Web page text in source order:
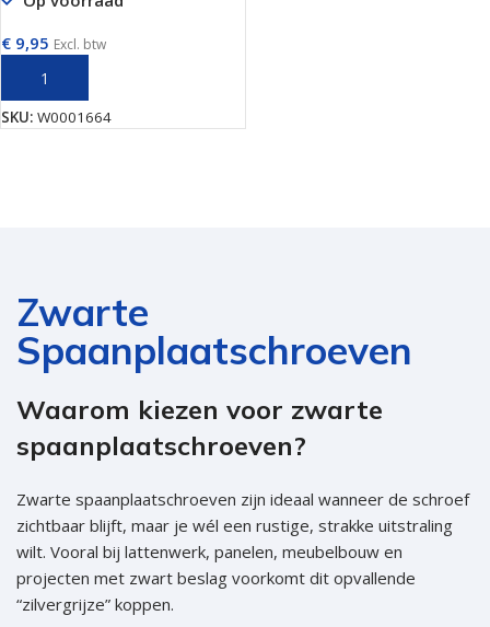
€ 9,95 Excl. btw
SKU: W0001664
Zwarte
Spaanplaatschroeven
Waarom kiezen voor zwarte
spaanplaatschroeven?
Zwarte spaanplaatschroeven zijn ideaal wanneer de schroef
zichtbaar blijft, maar je wél een rustige, strakke uitstraling
wilt. Vooral bij lattenwerk, panelen, meubelbouw en
projecten met zwart beslag voorkomt dit opvallende
“zilvergrijze” koppen.